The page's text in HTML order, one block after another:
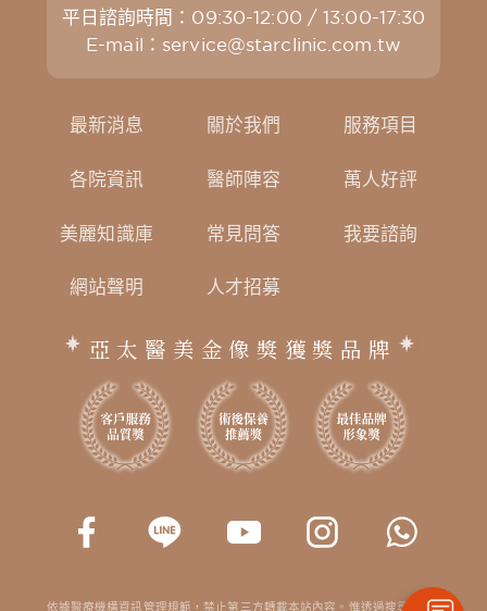
平日諮詢時間：09:30-12:00 / 13:00-17:30
E-mail： service@starclinic.com.tw
最新消息 關於我們 服務項目
各院資訊 醫師陣容 萬人好評
美麗知識庫 常見問答 我要諮詢
網站聲明 人才招募
亞太醫美金像獎獲獎品牌
依據醫療機構資訊管理規範，禁止第三方轉載本站內容。惟透過搜尋